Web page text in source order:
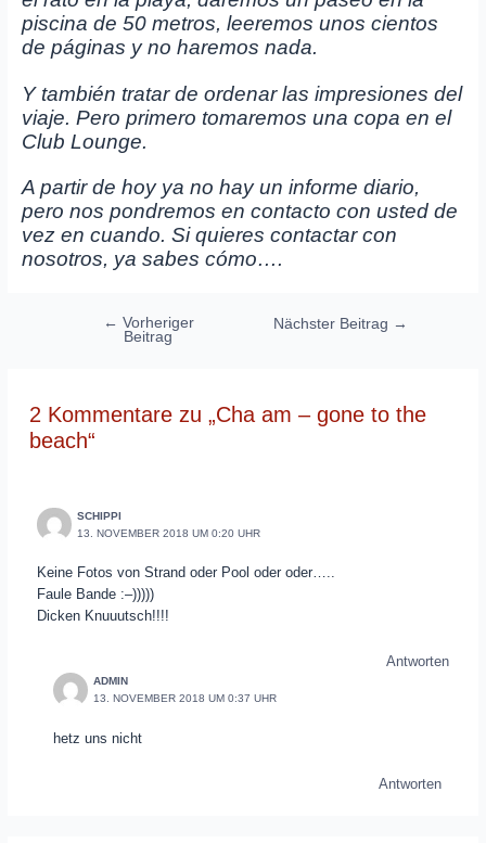
piscina de 50 metros, leeremos unos cientos
de páginas y no haremos nada.
Y también tratar de ordenar las impresiones del
viaje. Pero primero tomaremos una copa en el
Club Lounge.
A partir de hoy ya no hay un informe diario,
pero nos pondremos en contacto con usted de
vez en cuando. Si quieres contactar con
nosotros, ya sabes cómo….
Beitragsnavigation
← Vorheriger
Beitrag
Nächster Beitrag →
2 Kommentare zu „Cha am – gone to the
beach“
SCHIPPI
13. NOVEMBER 2018 UM 0:20 UHR
Keine Fotos von Strand oder Pool oder oder…..
Faule Bande :–)))))
Dicken Knuuutsch!!!!
Antworten
ADMIN
13. NOVEMBER 2018 UM 0:37 UHR
hetz uns nicht
Antworten